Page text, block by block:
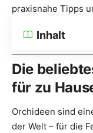
praxisnahe Tipps
Inhalt
Die
für zu
Orchideen sind
der Welt – für die